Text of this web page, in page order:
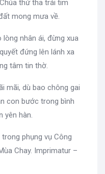
thứ tha trái tim
mong mưa về.
nhân ái, đừng xua
đứng lên lánh xa
tâm tin thờ.
mãi, dù bao chông gai
con bước trong bình
yên hàn.
phụng vụ Công
Chay. Imprimatur –